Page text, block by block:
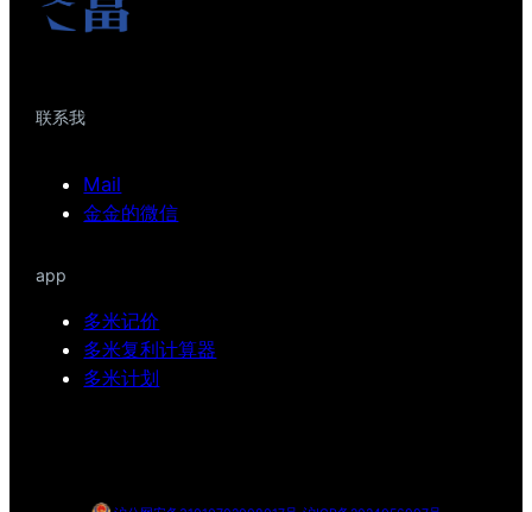
联系我
Mail
金金的微信
app
多米记价
多米复利计算器
多米计划